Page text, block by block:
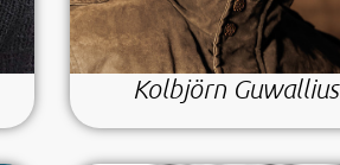
Kolbjörn Guwallius